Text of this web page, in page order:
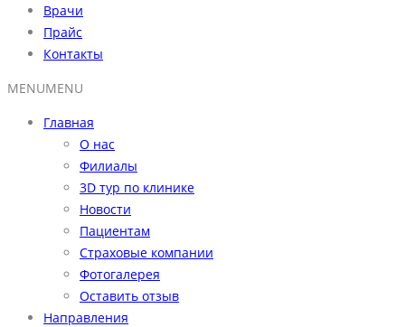
Врачи
Прайс
Контакты
MENUMENU
Главная
О нас
Филиалы
3D тур по клинике
Новости
Пациентам
Страховые компании
Фотогалерея
Оставить отзыв
Направления